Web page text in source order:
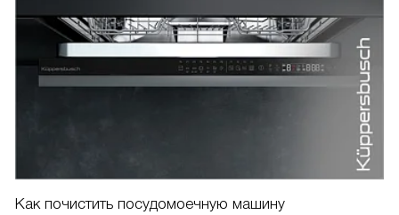
Как почистить посудомоечную машину